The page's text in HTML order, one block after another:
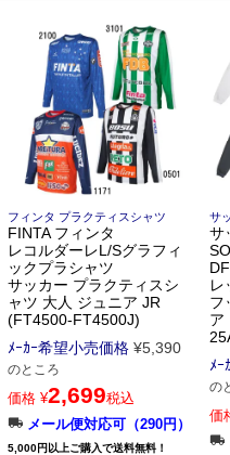
フィンタ プラクティスシャツ
FINTA フィンタ
レコルダーレL/Sグラフィ
ックプラシャツ
サッカー プラクティスシ
ャツ 大人 ジュニア JR
(FT4500-FT4500J)
ﾒｰｶｰ希望小売価格 ¥5,390
のところ
価格 ¥2,699税込
メール便対応可（290円）
5,000円以上ご購入で送料無料！
サ
サ
レ
フ
ア
ﾒｰ
の
価